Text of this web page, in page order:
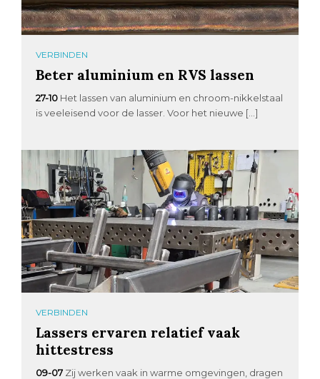
VERBINDEN
Beter aluminium en RVS lassen
27-10 Het lassen van aluminium en chroom-nikkelstaal
is veeleisend voor de lasser. Voor het nieuwe […]
VERBINDEN
Lassers ervaren relatief vaak
hittestress
09-07 Zij werken vaak in warme omgevingen, dragen